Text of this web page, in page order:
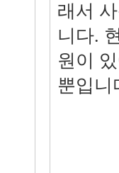
래서
니다.
원이
뿐입니